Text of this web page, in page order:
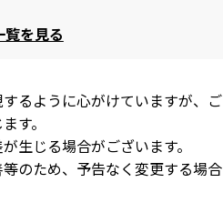
を見る
るように心がけていますが、ご
す。
生じる場合がございます。
のため、予告なく変更する場合